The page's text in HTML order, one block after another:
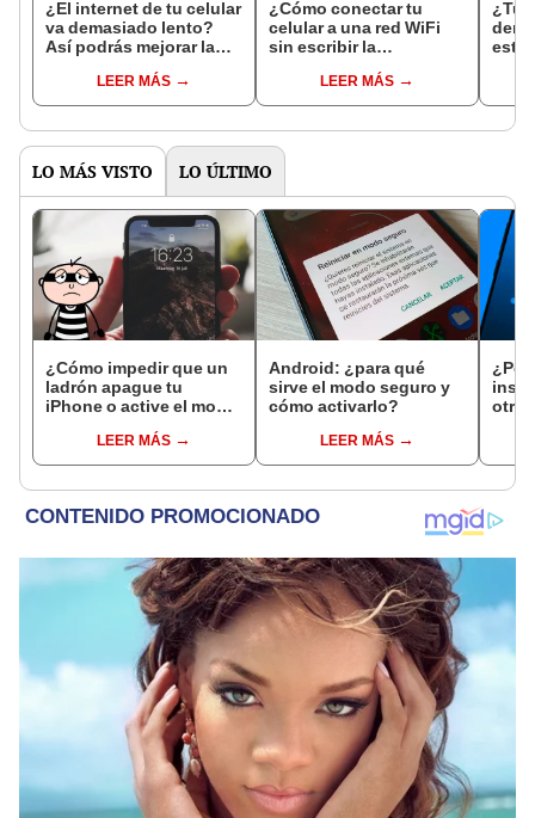
¿El internet de tu celular
va demasiado lento?
Así podrás mejorar la
ninguna app
LEER MÁS
¿Cómo conectar tu
celular a una red WiFi
sin escribir la
métodos te permiten
hacerlo
LEER MÁS
¿Tu
LO MÁS VISTO LO ÚLTIMO
¿Cómo impedir que un
ladrón apague tu
iPhone o active el modo
puedas ubicarlo?
LEER MÁS
Android: ¿para qué
sirve el modo seguro y
cómo activarlo?
LEER MÁS
¿Por